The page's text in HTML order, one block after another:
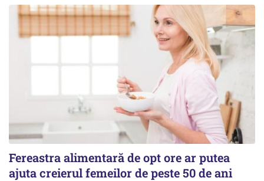
Fereastra alimentară de opt ore ar putea
ajuta creierul femeilor de peste 50 de ani